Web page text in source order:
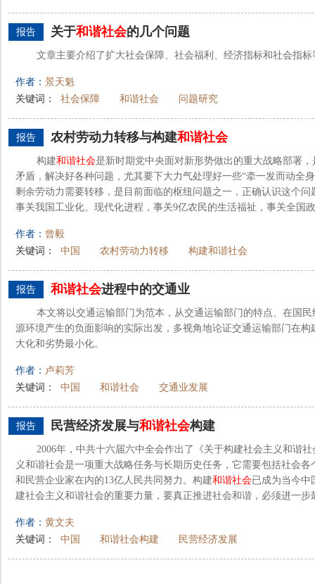
报告 关于和谐社会的几个问题
文章主要介绍了扩大社会保障、社会福利、经济指标和社会指标
作者： 景天魁
关键词：
社会保障 和谐社会 问题研究
报告 农村劳动力转移与构建和谐社会
构建和谐社会是新时期党中央面对新形势做出的重大战略部署
矛盾，解决好各种问题，尤其要下大力气处理好一些“牵一发而动全
剩余劳动力需要转移，是目前面临的枢纽问题之一，正确认识这个
事关我国工业化、现代化进程，事关9亿农民的生活福祉，事关全国
作者： 曾毅
关键词：
中国 农村劳动力转移 构建和谐社会
报告 和谐社会进程中的交通业
本文将以交通运输部门为范本，从交通运输部门的特点、在国
源环境产生的负面影响的实际出发，多视角地论证交通运输部门在构
大化和劣势最小化。
作者： 卢莉芳
关键词：
中国 和谐社会 交通业发展
报告 民营经济发展与和谐社会构建
2006年，中共十六届六中全会作出了《关于构建社会主义和谐
义和谐社会是一项重大战略任务与长期历史任务，它需要包括社会
和民营企业家在内的13亿人民共同努力。构建和谐社会已成为当今中
建社会主义和谐社会的重要力量，要真正推进社会和谐，必须进一步
作者： 黄文夫
关键词：
中国 和谐社会构建 民营经济发展